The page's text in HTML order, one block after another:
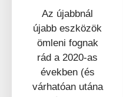
Az újabbnál
újabb eszközök
ömleni fognak
rád a 2020-as
években (és
várhatóan utána